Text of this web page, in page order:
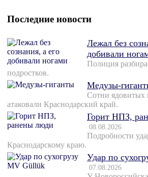
Последние новости
Лежал без
добивали
Полиция
подростков.
Медузы-
Сотни ядовитых
атаковали Краснодарский край.
Горит НПЗ,
08.08.2026
Подробности
Краснодарскому краю.
Удар по
07.08.2026